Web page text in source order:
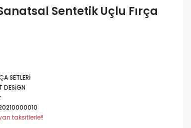
Sentetik Uçlu Fırça
SETLERİ
DESİGN
taksitlerle!!